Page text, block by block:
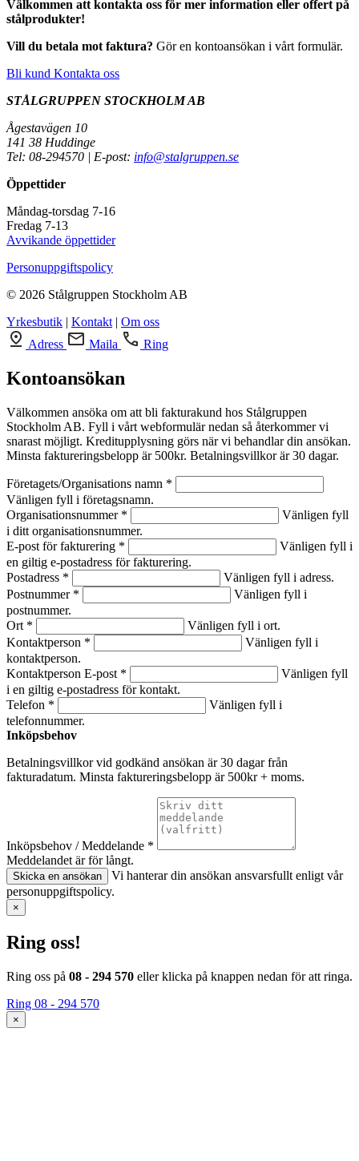
Välkommen att kontakta oss för mer information eller offert på
stålprodukter!
Vill du betala mot faktura? Gör en kontoansökan i vårt formulär.
Bli kund Kontakta oss
STÅLGRUPPEN STOCKHOLM AB
Ågestavägen 10
141 38 Huddinge
Tel: 08-294570 | E-post: info@stalgruppen.se
Öppettider
Måndag-torsdag 7-16
Fredag 7-13
Avvikande öppettider
Personuppgiftspolicy
© 2026 Stålgruppen Stockholm AB
Yrkesbutik | Kontakt | Om oss
Adress
Maila Ring
Kontoansökan
Välkommen ansöka om att bli fakturakund hos Stålgruppen
Stockholm AB. Fyll i vårt webformulär nedan så återkommer vi
snarast möjligt. Kreditupplysning görs när vi behandlar din ansökan.
Minsta faktureringsbelopp är 500kr. Betalningsvillkor är 30 dagar.
Företagets/Organisations namn *
Vänligen fyll i företagsnamn.
Organisationsnummer *
Vänligen fyll
i ditt organisationsnummer.
E-post för fakturering *
Vänligen fyll i
en giltig e-postadress för fakturering.
Postadress *
Vänligen fyll i adress.
Postnummer *
Vänligen fyll i
postnummer.
Ort *
Vänligen fyll i ort.
Kontaktperson *
Vänligen fyll i
kontaktperson.
Kontaktperson E-post *
Vänligen fyll
i en giltig e-postadress för kontakt.
Telefon *
Vänligen fyll i
telefonnummer.
Inköpsbehov
Betalningsvillkor vid godkänd ansökan är 30 dagar från
fakturadatum. Minsta faktureringsbelopp är 500kr + moms.
Inköpsbehov / Meddelande *
Meddelandet är för långt.
Skicka en ansökan
Vi hanterar din ansökan ansvarsfullt enligt vår
personuppgiftspolicy.
×
Ring oss!
Ring oss på 08 - 294 570 eller klicka på knappen nedan för att ringa.
Ring 08 - 294 570
×